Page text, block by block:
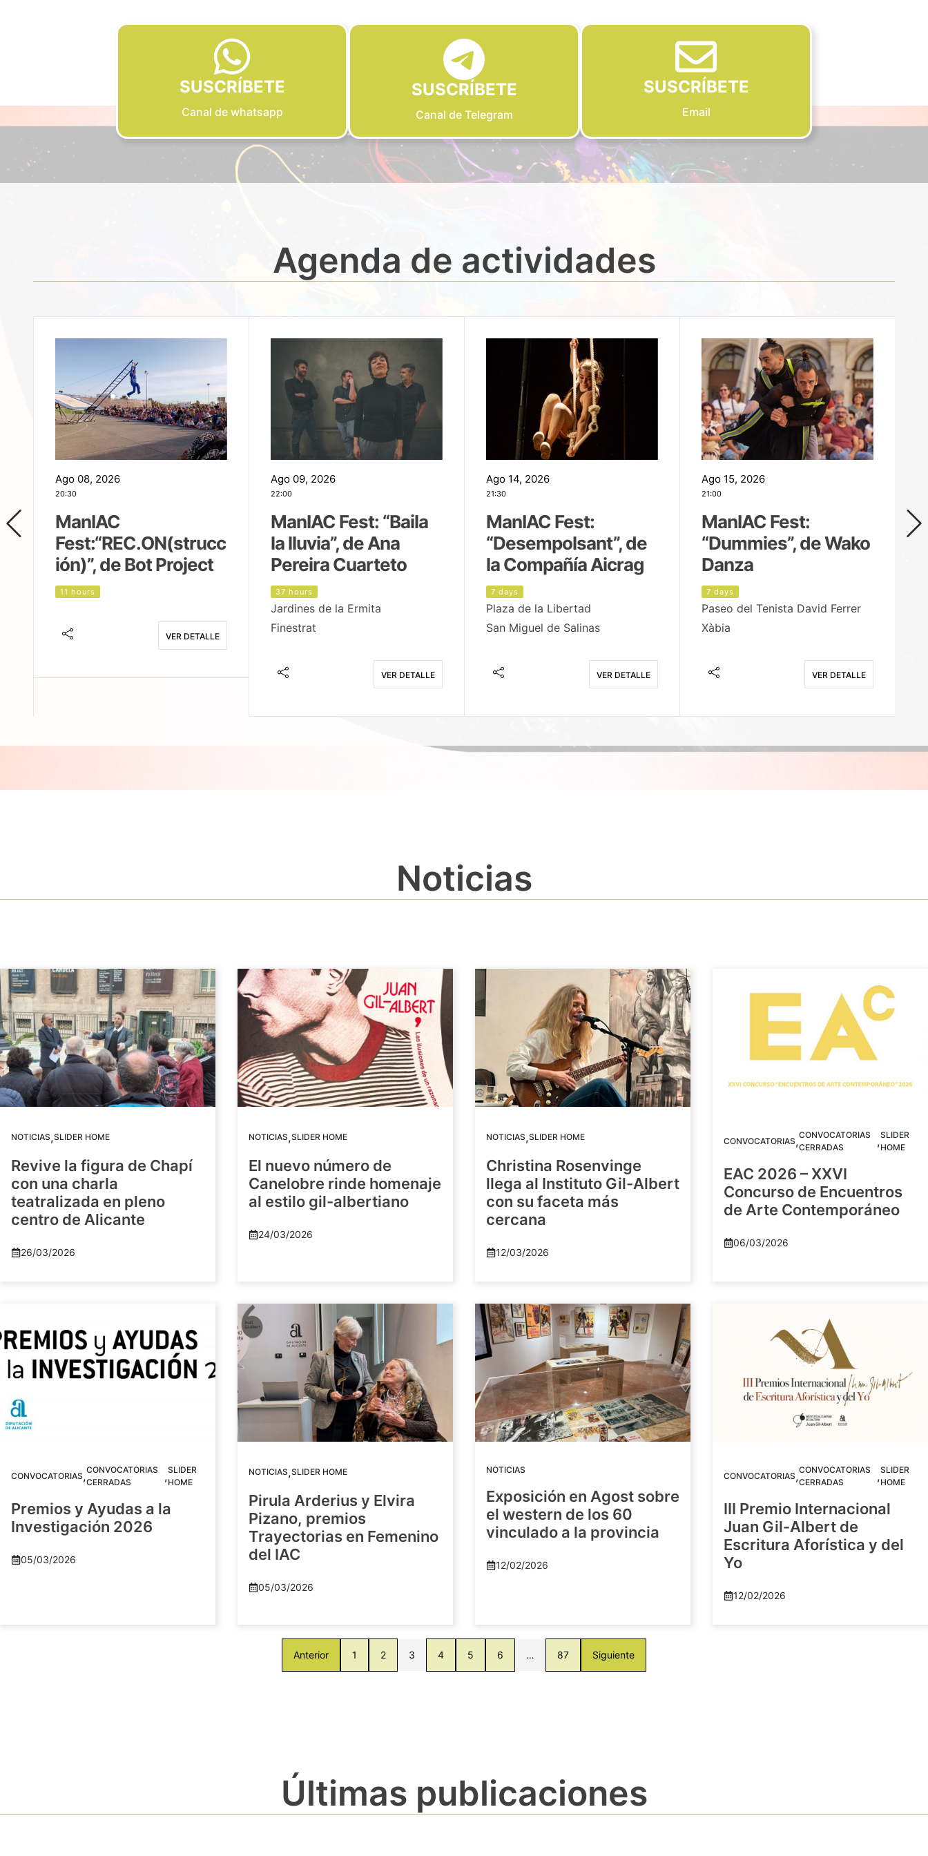
SUSCRÍBETE
Canal de whatsapp
SUSCRÍBETE
Canal de Telegram
SUSCRÍBETE
Email
Agenda de actividades
Ago 08, 2026
20:30
ManIAC
Fest:“REC.ON(strucc
ión)”, de Bot Project
11 hours
VER DETALLE
Ago 09, 2026
22:00
ManIAC Fest: “Baila
la lluvia”, de Ana
Pereira Cuarteto
37 hours
Jardines de la Ermita
Finestrat
VER DETALLE
Ago 14, 2026
21:30
ManIAC Fest:
“Desempolsant”, de
la Compañía Aicrag
7 days
Plaza de la Libertad
San Miguel de Salinas
VER DETALLE
Ago 15, 2026
21:00
ManIAC Fest:
“Dummies”, de Wako
Danza
7 days
Paseo del Tenista David Ferrer
Xàbia
VER DETALLE
Noticias
NOTICIAS,SLIDER HOME
Revive la figura de Chapí
con una charla
teatralizada en pleno
centro de Alicante
26/03/2026
NOTICIAS,SLIDER HOME
El nuevo número de
Canelobre rinde homenaje
al estilo gil-albertiano
24/03/2026
NOTICIAS,SLIDER HOME
Christina Rosenvinge
llega al Instituto Gil-Albert
con su faceta más
cercana
12/03/2026
CONVOCATORIAS,CONVOCATORIAS
CERRADAS
,SLIDER
HOME
EAC 2026 – XXVI
Concurso de Encuentros
de Arte Contemporáneo
06/03/2026
CONVOCATORIAS,CONVOCATORIAS
CERRADAS
,SLIDER
HOME
Premios y Ayudas a la
Investigación 2026
05/03/2026
NOTICIAS,SLIDER HOME
Pirula Arderius y Elvira
Pizano, premios
Trayectorias en Femenino
del IAC
05/03/2026
NOTICIAS
Exposición en Agost sobre
el western de los 60
vinculado a la provincia
12/02/2026
CONVOCATORIAS,CONVOCATORIAS
CERRADAS
,SLIDER
HOME
III Premio Internacional
Juan Gil-Albert de
Escritura Aforística y del
Yo
12/02/2026
Anterior 1 2 3 4 5 6 … 87 Siguiente
Últimas publicaciones